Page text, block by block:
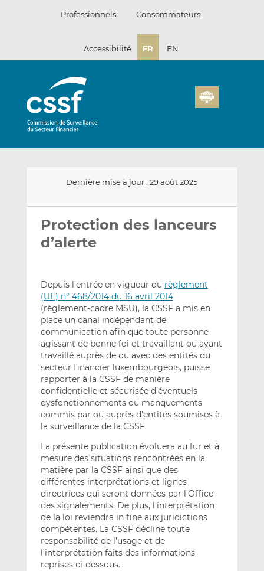
Professionnels Consommateurs
Accessibilité FR EN
Dernière mise à jour : 29 août 2025
par
email
sur
LinkedIn
sur
Facebook
Protection des lanceurs
d’alerte
Depuis l’entrée en vigueur du règlement
(UE) n° 468/2014 du 16 avril 2014
(règlement-cadre MSU), la CSSF a mis en
place un canal indépendant de
communication afin que toute personne
agissant de bonne foi et travaillant ou ayant
travaillé auprès de ou avec des entités du
secteur financier luxembourgeois, puisse
rapporter à la CSSF de manière
confidentielle et sécurisée d’éventuels
dysfonctionnements ou manquements
commis par ou auprès d’entités soumises à
la surveillance de la CSSF.
La présente publication évoluera au fur et à
mesure des situations rencontrées en la
matière par la CSSF ainsi que des
différentes interprétations et lignes
directrices qui seront données par l’Office
des signalements. De plus, l’interprétation
de la loi reviendra in fine aux juridictions
compétentes. La CSSF décline toute
responsabilité de l’usage et de
l’interprétation faits des informations
reprises ci-dessous.